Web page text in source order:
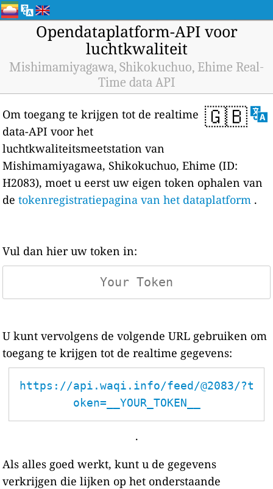
Opendataplatform-API voor
luchtkwaliteit
Mishimamiyagawa, Shikokuchuo, Ehime Real-
Time data API
🇬🇧
Om toegang te krijgen tot de realtime
data-API voor het
luchtkwaliteitsmeetstation van
Mishimamiyagawa, Shikokuchuo, Ehime (ID:
H2083), moet u eerst uw eigen token ophalen van
detokenregistratiepagina van het dataplatform .
Vul dan hier uw token in:
U kunt vervolgens de volgende URL gebruiken om
toegang te krijgen tot de realtime gegevens:
https://api.waqi.info/feed/@2083/?t
oken=__YOUR_TOKEN__
.
Als alles goed werkt, kunt u de gegevens
verkrijgen die lijken op het onderstaande